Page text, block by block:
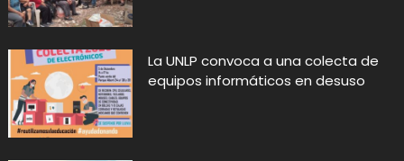
La UNLP convoca a una colecta de
equipos informáticos en desuso